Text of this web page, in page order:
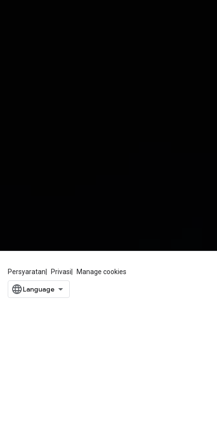
Persyaratan Privasi Manage cookies